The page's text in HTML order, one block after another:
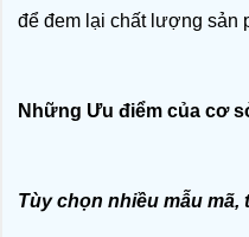
để đem lại chất lượng sản
Những Ưu điểm của cơ
Tùy chọn nhiều mẫu mã,